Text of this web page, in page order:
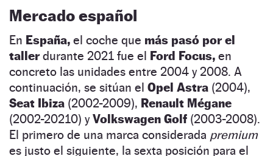
Mercado español
En España, el coche que más pasó por el
tallerdurante 2021 fue el Ford Focus, en
concreto las unidades entre 2004 y 2008. A
continuación, se sitúan el Opel Astra (2004),
Seat Ibiza (2002-2009), Renault Mégane
(2002-20210) yVolkswagen Golf (2003-2008).
El primero de una marca considerada premium
es justo el siguiente, la sexta posición para el